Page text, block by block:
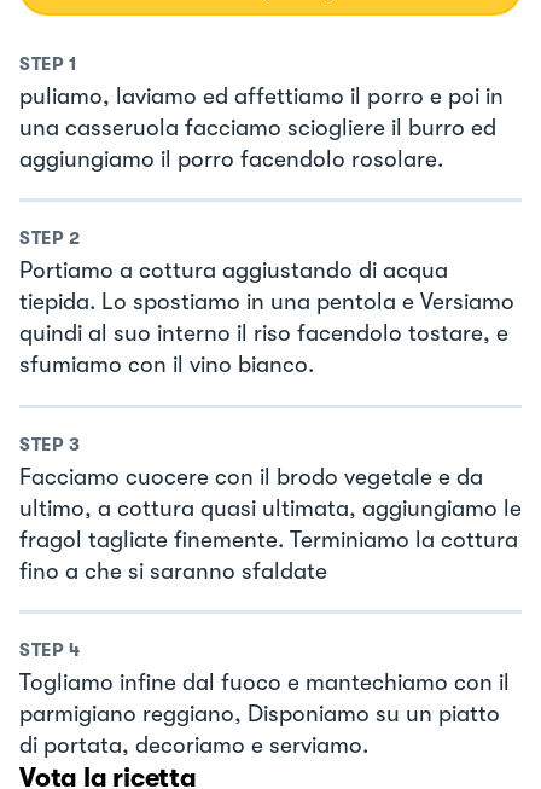
STEP 1
puliamo, laviamo ed affettiamo il porro e poi in
una casseruola facciamo sciogliere il burro ed
aggiungiamo il porro facendolo rosolare.
STEP 2
Portiamo a cottura aggiustando di acqua
tiepida. Lo spostiamo in una pentola e Versiamo
quindi al suo interno il riso facendolo tostare, e
sfumiamo con il vino bianco.
STEP 3
Facciamo cuocere con il brodo vegetale e da
ultimo, a cottura quasi ultimata, aggiungiamo le
fragol tagliate finemente. Terminiamo la cottura
fino a che si saranno sfaldate
STEP 4
Togliamo infine dal fuoco e mantechiamo con il
parmigiano reggiano, Disponiamo su un piatto
di portata, decoriamo e serviamo.
Vota la ricetta